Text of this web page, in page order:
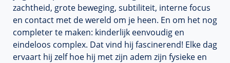
zachtheid, grote beweging, subtiliteit, interne focus
en contact met de wereld om je heen. En om het nog
completer te maken: kinderlijk eenvoudig en
eindeloos complex. Dat vind hij fascinerend! Elke dag
ervaart hij zelf hoe hij met zijn adem zijn fysieke en